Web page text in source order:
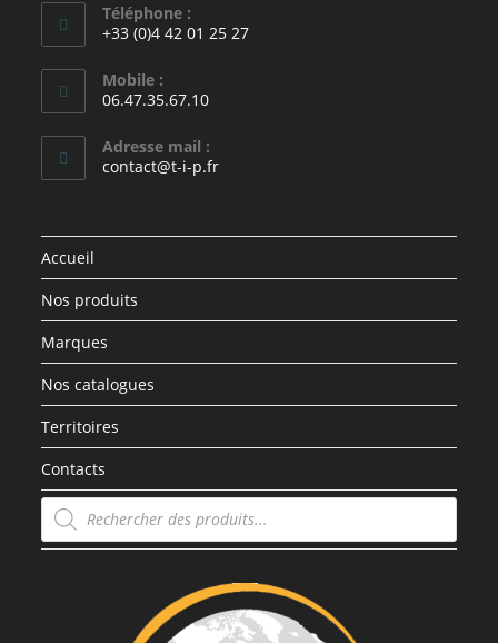
Téléphone :
+33 (0)4 42 01 25 27
Mobile :
06.47.35.67.10
Adresse mail :
contact@t-i-p.fr
Accueil
Nos produits
Marques
Nos catalogues
Territoires
Contacts
Recherche
de
produits